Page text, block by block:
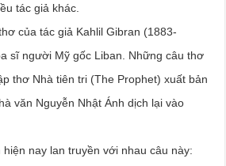
tác giả khác.
của tác giả Kahlil Gibran (1883-
sĩ người Mỹ gốc Liban. Những câu thơ
thơ Nhà tiên tri (The Prophet) xuất bản
văn Nguyễn Nhật Ánh dịch lại vào
nay lan truyền với nhau câu này: